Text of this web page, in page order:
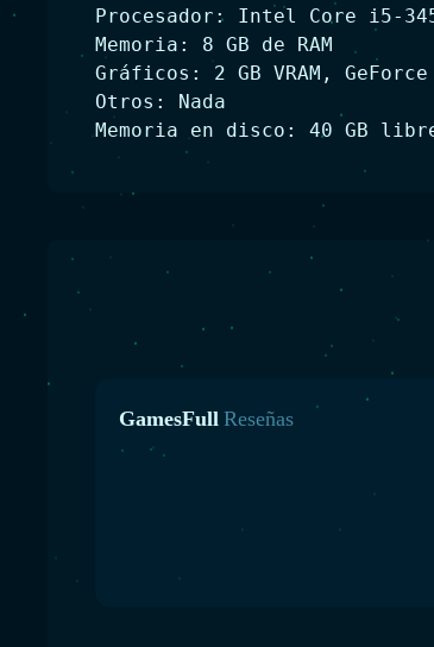
Procesador: Intel Core i5-
Memoria: 8 GB de RAM
Gráficos: 2 GB VRAM,
Otros: Nada
Memoria en disco: 40 GB
GamesFull Reseñas